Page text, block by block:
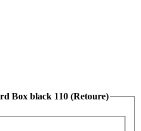
Box black 110 (Retoure)